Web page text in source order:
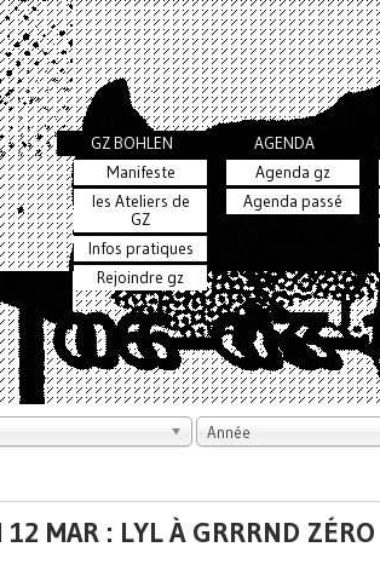
GZ BOHLEN
Manifeste
les Ateliers de
GZ
Infos pratiques
Rejoindre gz
AGENDA
Agenda gz
Agenda passé
Année
12 MAR : LYL À GRRRND ZÉRO